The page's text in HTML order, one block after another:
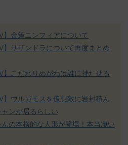
】金策ニンフィアについて
】サザンドラについて再度まとめ
】こだわりめがねは誰に持たせる
】ウルガモスを仮想敵に岩封積ん
ンが居るらしい
んの本格的な人形が登場！本当凄い